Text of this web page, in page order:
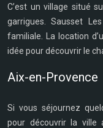
C’est un village situé
garrigues. Sausset
familiale. La location
idée pour découvrir le
Aix-en-Provence
Si vous séjournez
pour découvrir la ville